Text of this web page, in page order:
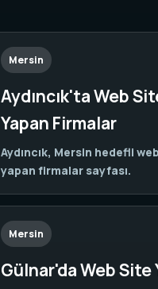
Mersin
Aydıncık'ta Web
Yapan Firmalar
Aydıncık, Mersin hedefli
yapan firmalar sayfası.
Mersin
Gülnar'da Web Site